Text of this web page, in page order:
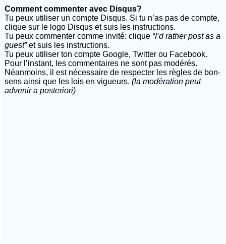
Comment commenter avec Disqus?
Tu peux utiliser un compte Disqus. Si tu n’as pas de compte,
clique sur le logo Disqus et suis les instructions.
Tu peux commenter comme invité: clique “I’d rather post as a
guest”et suis les instructions.
Tu peux utiliser ton compte Google, Twitter ou Facebook.
Pour l’instant, les commentaires ne sont pas modérés.
Néanmoins, il est nécessaire de respecter les règles de bon-
sens ainsi que les lois en vigueurs. (la modération peut
advenir a posteriori)